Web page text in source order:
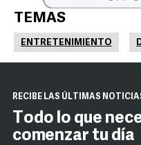
TEMAS
ENTRETENIMIENTO
RECIBE LAS ÚLTIMAS
Todo lo que
comenzar tu día